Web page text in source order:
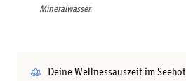
Mineralwasser.
Deine Wellnessauszeit im